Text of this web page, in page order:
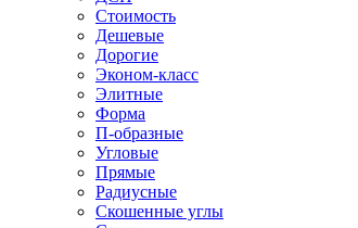
Стоимость
Дешевые
Дорогие
Эконом-класс
Элитные
Форма
П-образные
Угловые
Прямые
Радиусные
Скошенные углы